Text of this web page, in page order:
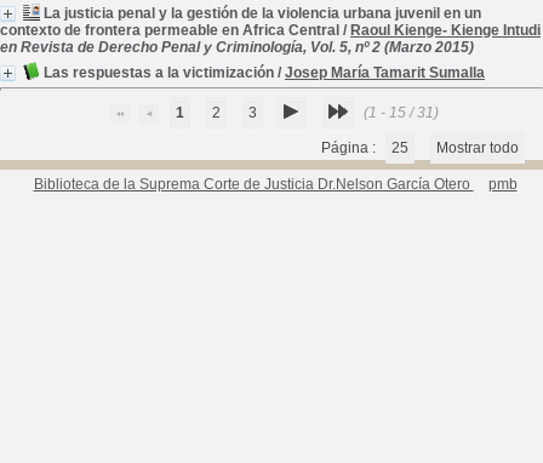
La justicia penal y la gestión de la violencia urbana juvenil en un
contexto de frontera permeable en Africa Central / Raoul Kienge- Kienge Intudi
en Revista de Derecho Penal y Criminología, Vol. 5, nº 2 (Marzo 2015)
Las respuestas a la victimización / Josep María Tamarit Sumalla
1 2 3 (1 - 15 / 31)
Página : 25 Mostrar todo
Biblioteca de la Suprema Corte de Justicia Dr.Nelson García Otero pmb